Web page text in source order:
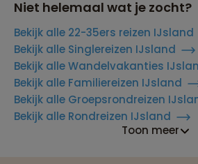
Niet helemaal wat je zocht?
Bekijk alle 22-35ers reizen IJsland
Bekijk alle Singlereizen IJsland
Bekijk alle Wandelvakanties
Bekijk alle Familiereizen IJsland
Bekijk alle Groepsrondreizen
Bekijk alle Rondreizen IJsland
Toon meer